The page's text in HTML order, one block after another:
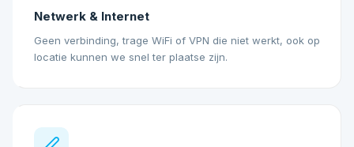
Netwerk & Internet
Geen verbinding, trage WiFi of VPN die niet werkt, ook op
locatie kunnen we snel ter plaatse zijn.